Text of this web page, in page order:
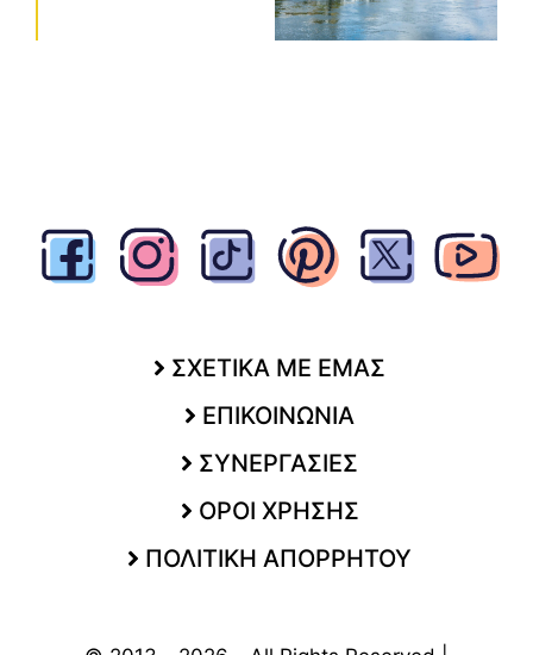
ΣΧΕΤΙΚΑ ΜΕ ΕΜΑΣ
ΕΠΙΚΟΙΝΩΝΙΑ
ΣΥΝΕΡΓΑΣΙΕΣ
ΟΡΟΙ ΧΡΗΣΗΣ
ΠΟΛΙΤΙΚΗ ΑΠΟΡΡΗΤΟΥ